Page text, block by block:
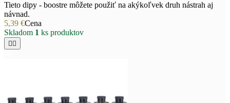
Tieto dipy - boostre môžete použiť na akýkoľvek druh nástrah aj
návnad.
5,39 €Cena
Skladom 1 ks produktov
 